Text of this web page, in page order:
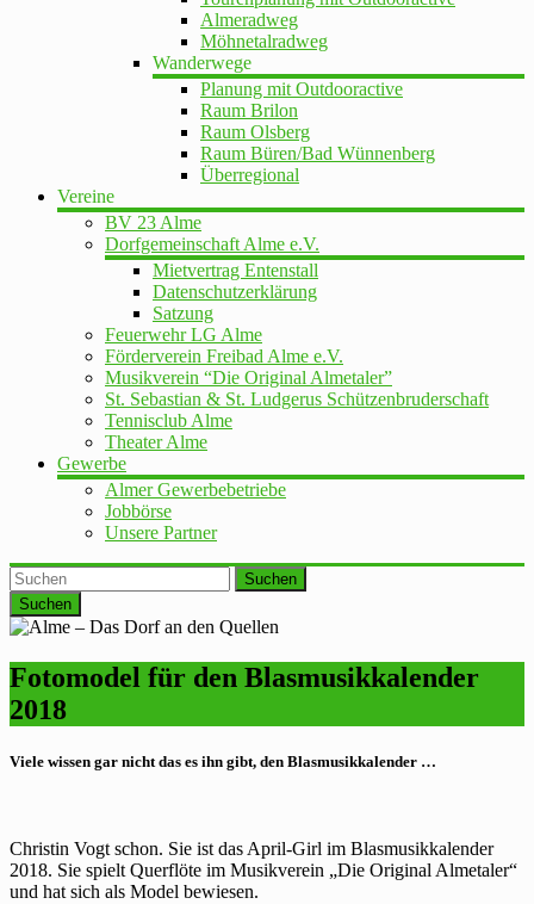
Almeradweg
Möhnetalradweg
Wanderwege
Planung mit Outdooractive
Raum Brilon
Raum Olsberg
Raum Büren/Bad Wünnenberg
Überregional
Vereine
BV 23 Alme
Dorfgemeinschaft Alme e.V.
Mietvertrag Entenstall
Datenschutzerklärung
Satzung
Feuerwehr LG Alme
Förderverein Freibad Alme e.V.
Musikverein “Die Original Almetaler”
St. Sebastian & St. Ludgerus Schützenbruderschaft
Tennisclub Alme
Theater Alme
Gewerbe
Almer Gewerbebetriebe
Jobbörse
Unsere Partner
Suchen
Fotomodel für den Blasmusikkalender
2018
Viele wissen gar nicht das es ihn gibt, den Blasmusikkalender …
Christin Vogt schon. Sie ist das April-Girl im Blasmusikkalender
2018. Sie spielt Querflöte im Musikverein „Die Original Almetaler“
und hat sich als Model bewiesen.